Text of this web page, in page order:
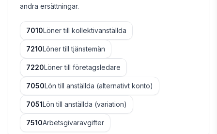
andra ersättningar.
7010Löner till kollektivanställda
7210Löner till tjänstemän
7220Löner till företagsledare
7050Lön till anställda (alternativt konto)
7051Lön till anställda (variation)
7510Arbetsgivaravgifter